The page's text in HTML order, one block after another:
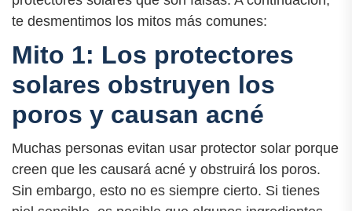
te desmentimos los mitos más comunes:
Mito 1: Los protectores
solares obstruyen los
poros y causan acné
Muchas personas evitan usar protector solar porque
creen que les causará acné y obstruirá los poros.
Sin embargo, esto no es siempre cierto. Si tienes